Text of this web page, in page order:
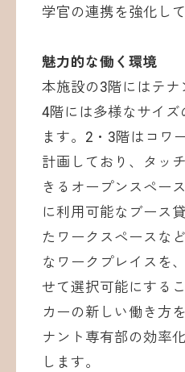
学官の連携を強化し
魅力的な働く環境
本施設の3階にはテナ
4階には多様なサイズ
ます。2・3階はコワ
計画しており、タッ
きるオープンスペー
に利用可能なブース
たワークスペースな
なワークプレイスを
せて選択可能にする
カーの新しい働き方
ナント専有部の効率
します。